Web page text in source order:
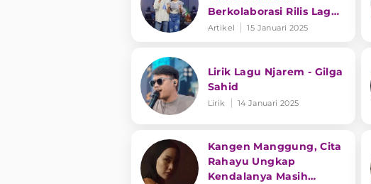
Berkolaborasi Rilis Lagu
'Matursuwun Gusti'
Artikel 15 Januari 2025
Lirik Lagu Njarem - Gilga
Sahid
Lirik 14 Januari 2025
Kangen Manggung, Cita
Rahayu Ungkap
Kendalanya Masih